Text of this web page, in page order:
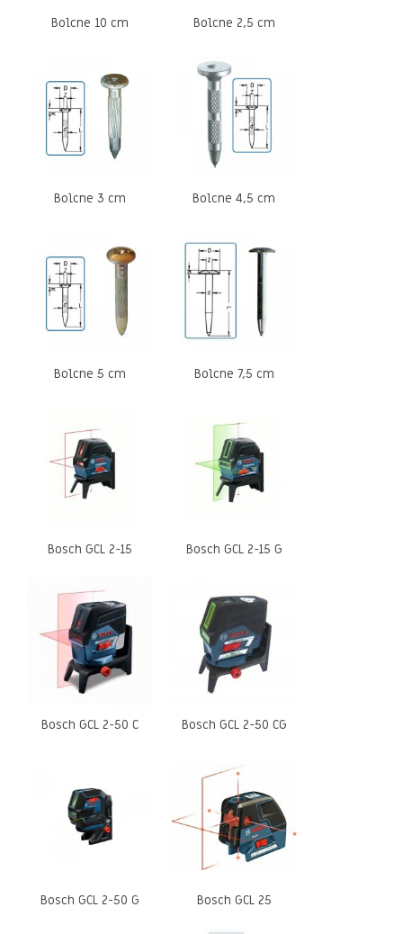
Bolcne 10 cm Bolcne 2,5 cm
Bolcne 3 cm Bolcne 4,5 cm
Bolcne 5 cm Bolcne 7,5 cm
Bosch GCL 2-15 Bosch GCL 2-15 G
Bosch GCL 2-50 C Bosch GCL 2-50 CG
Bosch GCL 2-50 G Bosch GCL 25